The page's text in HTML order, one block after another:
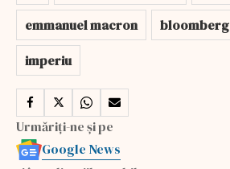
emmanuel macron
bloomberg
imperiu
Urmăriți-ne și pe
Google News